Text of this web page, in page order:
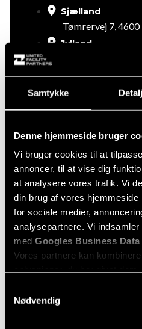
Samtykke
Denne hjemmeside bruger
Vi bruger cookies til at
annoncer, til at vise dig
at analysere vores trafik. Vi
din brug af vores
for sociale medier,
analysepartnere. Vi
med Googles Business
Vores partnere kan
Nødvendig
Hvem er vi?
Mandag – Torsdag:
08:00 – 16:00
Fredag:
08:00 – 15:00
Weekend &
Lukket
Sjælland
Tømrervej 7, 4600
Jylland
CVR:
41274352